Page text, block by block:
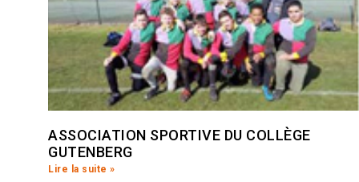
ASSOCIATION SPORTIVE DU COLLÈGE
GUTENBERG
Lire la suite »